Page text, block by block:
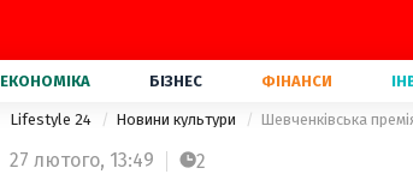
ЕКОНОМІКА БІЗНЕС ФІНАНСИ
Lifestyle 24 Новини культури Шевченківська
27 лютого, 13:49 2